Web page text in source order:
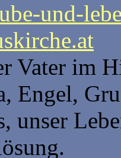
und-
Vater im
Engel,
unser